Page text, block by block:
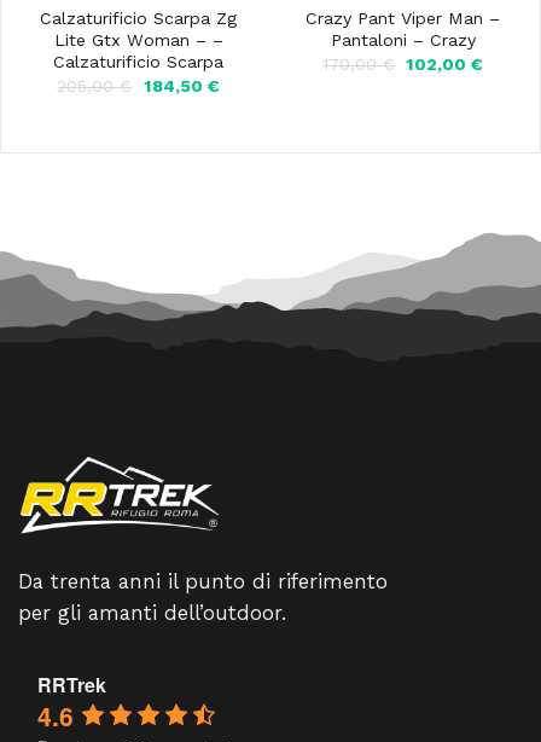
Calzaturificio Scarpa Zg
Lite Gtx Woman – –
Calzaturificio Scarpa
205,00€
Il
205,00 €.
184,50 €Il
184,50 €.
Crazy Pant Viper Man –
Pantaloni – Crazy
170,00€ Il
102,00€Il
Da trenta anni il punto di riferimento
per gli amanti dell’outdoor.
RRTrek
4.6